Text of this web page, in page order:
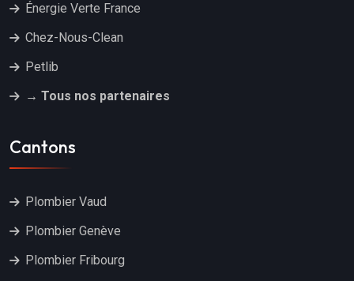
Énergie Verte France
Chez-Nous-Clean
Petlib
→ Tous nos partenaires
Cantons
Plombier Vaud
Plombier Genève
Plombier Fribourg